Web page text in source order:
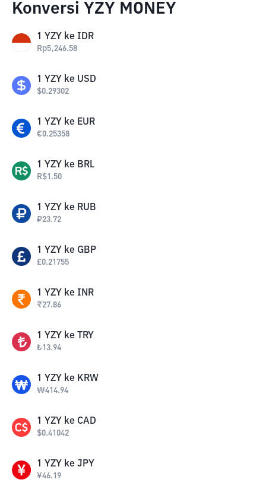
Konversi YZY MONEY
1 YZY ke IDR
Rp5,246.58
1 YZY ke USD
$0.29302
1 YZY ke EUR
€0.25358
1 YZY ke BRL
R$1.50
1 YZY ke RUB
₽23.72
1 YZY ke GBP
£0.21755
1 YZY ke INR
₹27.86
1 YZY ke TRY
₺13.94
1 YZY ke KRW
₩414.94
1 YZY ke CAD
$0.41042
1 YZY ke JPY
¥46.19